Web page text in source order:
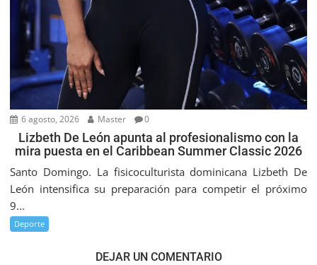
6 agosto, 2026 Master 0
Lizbeth De León apunta al profesionalismo con la
mira puesta en el Caribbean Summer Classic 2026
Santo Domingo. La fisicoculturista dominicana Lizbeth De
León intensifica su preparación para competir el próximo
9...
Deporte
DEJAR UN COMENTARIO